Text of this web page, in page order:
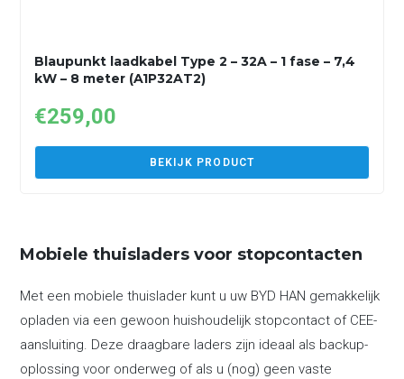
Blaupunkt laadkabel Type 2 – 32A – 1 fase – 7,4
kW – 8 meter (A1P32AT2)
€259,00
BEKIJK PRODUCT
Mobiele thuisladers voor stopcontacten
Met een mobiele thuislader kunt u uw BYD HAN gemakkelijk
opladen via een gewoon huishoudelijk stopcontact of CEE-
aansluiting. Deze draagbare laders zijn ideaal als backup-
oplossing voor onderweg of als u (nog) geen vaste